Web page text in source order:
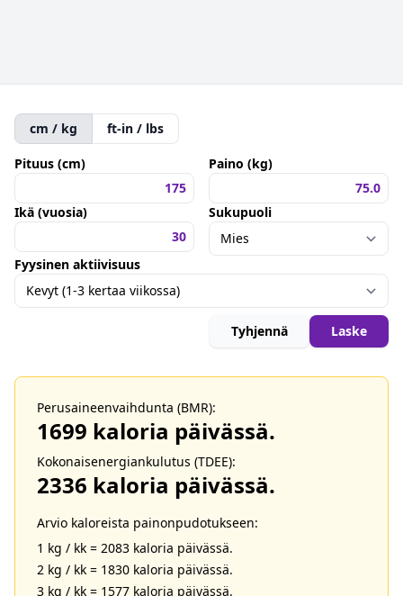
cm / kg ft-in / lbs
Pituus (cm) Paino (kg)
Ikä (vuosia) Sukupuoli
Fyysinen aktiivisuus
Tyhjennä Laske
Perusaineenvaihdunta (BMR):
1699 kaloria päivässä.
Kokonaisenergiankulutus (TDEE):
2336 kaloria päivässä.
Arvio kaloreista painonpudotukseen:
1 kg / kk = 2083 kaloria päivässä.
2 kg / kk = 1830 kaloria päivässä.
3 kg / kk = 1577 kaloria päivässä.